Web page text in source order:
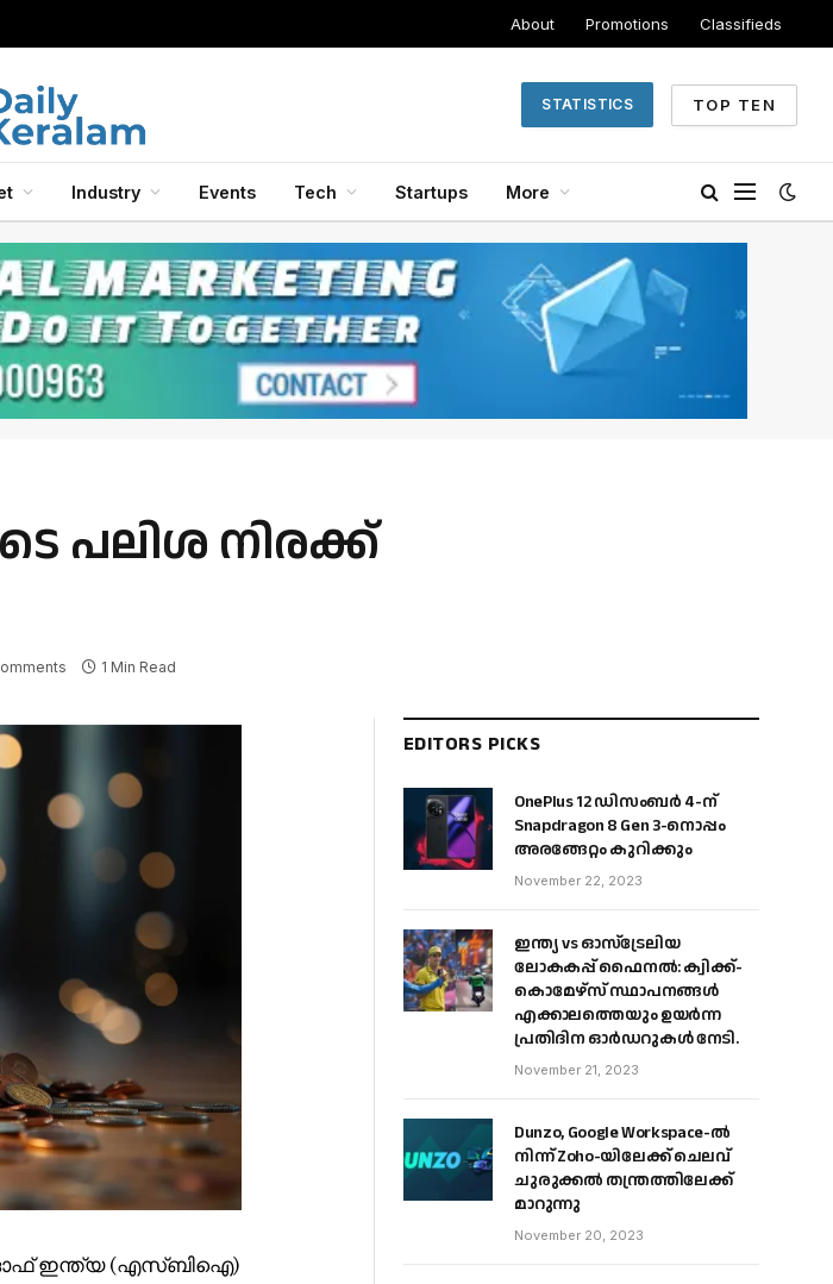
About Promotions Classifieds
STATISTICS TOP TEN
Industry Events Tech Startups More
പലിശ നിരക്ക്
1 Min Read
ഓഫ് ഇന്ത്യ (എസ്ബിഐ)
EDITORS PICKS
OnePlus 12 ഡിസംബർ 4-ന്
Snapdragon 8 Gen 3-നൊപ്പം
അരങ്ങേറ്റം കുറിക്കും
November 22, 2023
ഇന്ത്യ vs ഓസ്‌ട്രേലിയ
ലോകകപ്പ് ഫൈനൽ: ക്വിക്ക്-
കൊമേഴ്‌സ് സ്ഥാപനങ്ങൾ
എക്കാലത്തെയും ഉയർന്ന
പ്രതിദിന ഓർഡറുകൾ നേടി.
November 21, 2023
Dunzo, Google Workspace-ൽ
നിന്ന് Zoho-യിലേക്ക് ചെലവ്
ചുരുക്കൽ തന്ത്രത്തിലേക്ക്
മാറുന്നു
November 20, 2023